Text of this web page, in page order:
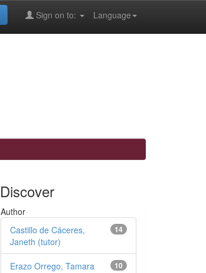
Language
Sign on to:
Discover
Author
14
Castillo de Cáceres,
Janeth (tutor)
10
Erazo Orrego, Tamara